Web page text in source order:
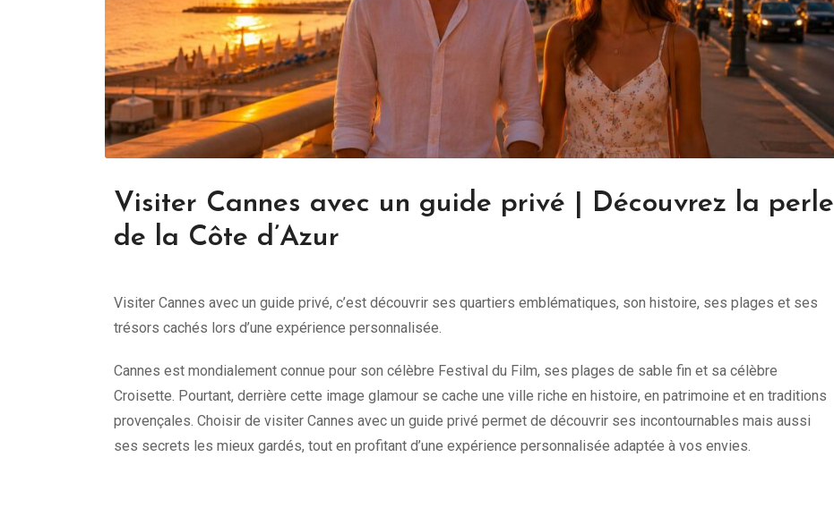
Visiter Cannes avec un guide privé | Découvrez la perle
de la Côte d’Azur
Visiter Cannes avec un guide privé, c’est découvrir ses quartiers emblématiques, son histoire, ses plages et ses
trésors cachés lors d’une expérience personnalisée.
Cannes est mondialement connue pour son célèbre Festival du Film, ses plages de sable fin et sa célèbre
Croisette. Pourtant, derrière cette image glamour se cache une ville riche en histoire, en patrimoine et en traditions
provençales. Choisir de visiter Cannes avec un guide privé permet de découvrir ses incontournables mais aussi
ses secrets les mieux gardés, tout en profitant d’une expérience personnalisée adaptée à vos envies.